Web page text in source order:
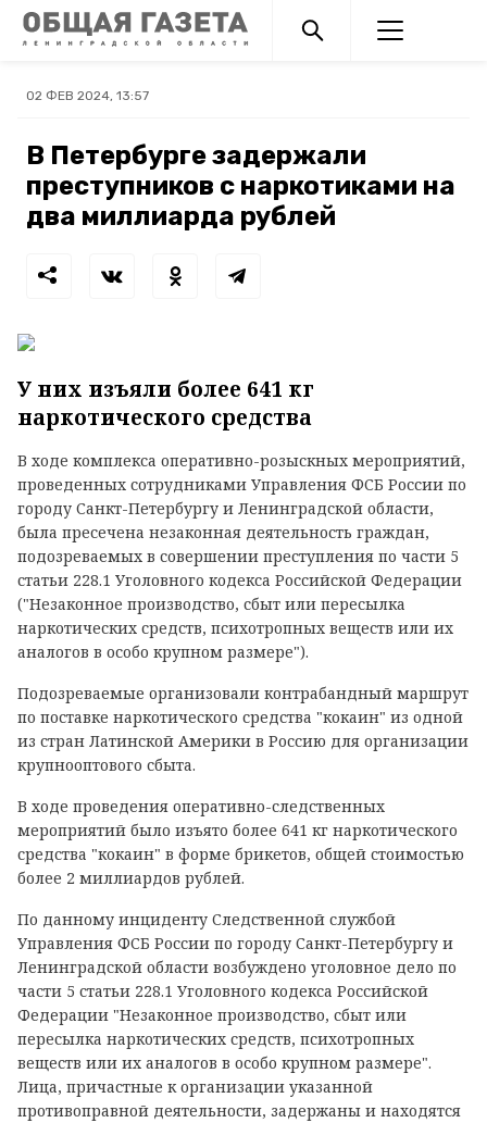
02 ФЕВ 2024, 13:57
В Петербурге задержали
преступников с наркотиками на
два миллиарда рублей
У них изъяли более 641 кг
наркотического средства
В ходе комплекса оперативно-розыскных мероприятий,
проведенных сотрудниками Управления ФСБ России по
городу Санкт-Петербургу и Ленинградской области,
была пресечена незаконная деятельность граждан,
подозреваемых в совершении преступления по части 5
статьи 228.1 Уголовного кодекса Российской Федерации
("Незаконное производство, сбыт или пересылка
наркотических средств, психотропных веществ или их
аналогов в особо крупном размере").
Подозреваемые организовали контрабандный маршрут
по поставке наркотического средства "кокаин" из одной
из стран Латинской Америки в Россию для организации
крупнооптового сбыта.
В ходе проведения оперативно-следственных
мероприятий было изъято более 641 кг наркотического
средства "кокаин" в форме брикетов, общей стоимостью
более 2 миллиардов рублей.
По данному инциденту Следственной службой
Управления ФСБ России по городу Санкт-Петербургу и
Ленинградской области возбуждено уголовное дело по
части 5 статьи 228.1 Уголовного кодекса Российской
Федерации "Незаконное производство, сбыт или
пересылка наркотических средств, психотропных
веществ или их аналогов в особо крупном размере".
Лица, причастные к организации указанной
противоправной деятельности, задержаны и находятся